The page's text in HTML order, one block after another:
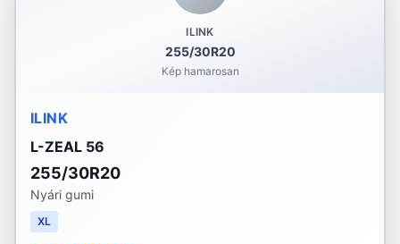
ILINK
255/30R20
Kép hamarosan
ILINK
L-ZEAL 56
255/30R20
Nyári gumi
XL